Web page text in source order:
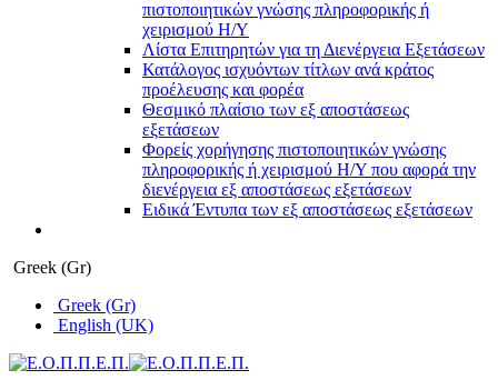
πιστοποιητικών γνώσης πληροφορικής ή
χειρισμού Η/Υ
Λίστα Επιτηρητών για τη Διενέργεια Εξετάσεων
Κατάλογος ισχυόντων τίτλων ανά κράτος
προέλευσης και φορέα
Θεσμικό πλαίσιο των εξ αποστάσεως
εξετάσεων
Φορείς χορήγησης πιστοποιητικών γνώσης
πληροφορικής ή χειρισμού Η/Υ που αφορά την
διενέργεια εξ αποστάσεως εξετάσεων
Ειδικά Έντυπα των εξ αποστάσεως εξετάσεων
Greek (Gr)
Greek (Gr)
English (UK)